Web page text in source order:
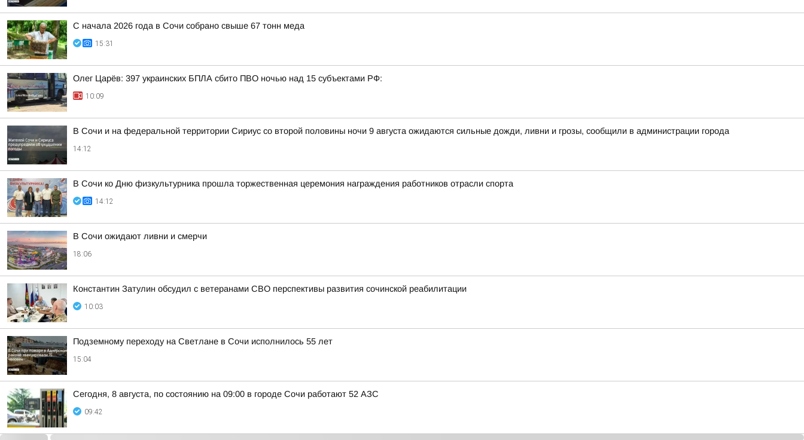
С начала 2026 года в Сочи собрано свыше 67 тонн меда
15:31
Олег Царёв: 397 украинских БПЛА сбито ПВО ночью над 15 субъектами РФ:
10:09
В Сочи и на федеральной территории Сириус со второй половины ночи 9 августа ожидаются сильные дожди, ливни и грозы, сообщили в администрации города
14:12
В Сочи ко Дню физкультурника прошла торжественная церемония награждения работников отрасли спорта
14:12
В Сочи ожидают ливни и смерчи
18:06
Константин Затулин обсудил с ветеранами СВО перспективы развития сочинской реабилитации
10:03
Подземному переходу на Светлане в Сочи исполнилось 55 лет
15:04
Сегодня, 8 августа, по состоянию на 09:00 в городе Сочи работают 52 АЗС
09:42